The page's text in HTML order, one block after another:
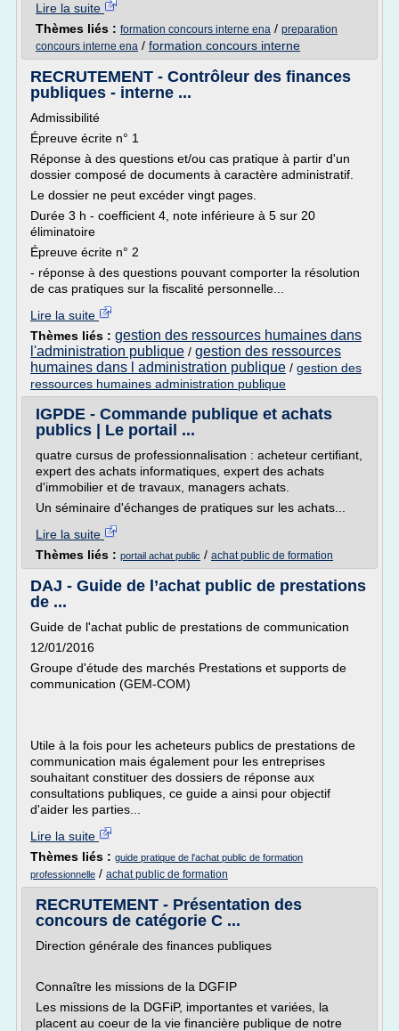
Lire la suite
Thèmes liés : formation concours interne ena / preparation
concours interne ena / formation concours interne
RECRUTEMENT - Contrôleur des finances
publiques - interne ...
Admissibilité
Épreuve écrite n° 1
Réponse à des questions et/ou cas pratique à partir d'un
dossier composé de documents à caractère administratif.
Le dossier ne peut excéder vingt pages.
Durée 3 h - coefficient 4, note inférieure à 5 sur 20
éliminatoire
Épreuve écrite n° 2
- réponse à des questions pouvant comporter la résolution
de cas pratiques sur la fiscalité personnelle...
Lire la suite
Thèmes liés : gestion des ressources humaines dans
l'administration publique / gestion des ressources
humaines dans l administration publique / gestion des
ressources humaines administration publique
IGPDE - Commande publique et achats
publics | Le portail ...
quatre cursus de professionnalisation : acheteur certifiant,
expert des achats informatiques, expert des achats
d'immobilier et de travaux, managers achats.
Un séminaire d'échanges de pratiques sur les achats...
Lire la suite
Thèmes liés : portail achat public / achat public de formation
DAJ - Guide de l’achat public de prestations
de ...
Guide de l'achat public de prestations de communication
12/01/2016
Groupe d'étude des marchés Prestations et supports de
communication (GEM-COM)
Utile à la fois pour les acheteurs publics de prestations de
communication mais également pour les entreprises
souhaitant constituer des dossiers de réponse aux
consultations publiques, ce guide a ainsi pour objectif
d'aider les parties...
Lire la suite
Thèmes liés : guide pratique de l'achat public de formation
professionnelle / achat public de formation
RECRUTEMENT - Présentation des
concours de catégorie C ...
Direction générale des finances publiques
Connaître les missions de la DGFIP
Les missions de la DGFiP, importantes et variées, la
placent au coeur de la vie financière publique de notre